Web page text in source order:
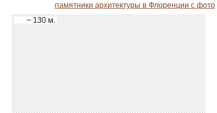
памятники архитектуры в Флоренции с фото
~ 130 м.